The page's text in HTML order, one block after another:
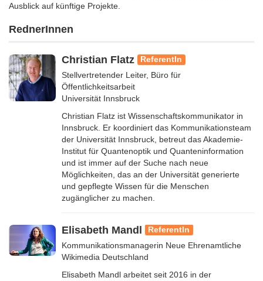
Ausblick auf künftige Projekte.
RednerInnen
Christian Flatz ReferentIn
Stellvertretender Leiter, Büro für
Öffentlichkeitsarbeit
Universität Innsbruck
Christian Flatz ist Wissenschaftskommunikator in
Innsbruck. Er koordiniert das Kommunikationsteam
der Universität Innsbruck, betreut das Akademie-
Institut für Quantenoptik und Quanteninformation
und ist immer auf der Suche nach neue
Möglichkeiten, das an der Universität generierte
und gepflegte Wissen für die Menschen
zugänglicher zu machen.
Elisabeth Mandl ReferentIn
Kommunikationsmanagerin Neue Ehrenamtliche
Wikimedia Deutschland
Elisabeth Mandl arbeitet seit 2016 in der